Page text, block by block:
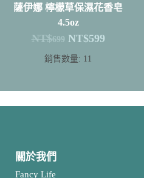
薩伊娜 檸檬草保濕花香皂
4.5oz
NT$699 NT$599
銷售數量: 11
關於我們
Fancy Life